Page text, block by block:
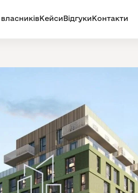
КейсиВідгукиКонтакти